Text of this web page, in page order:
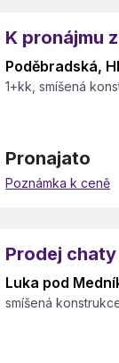
K pronájmu
Poděbradská,
1+kk, smíšená
Pronajato
Poznámka k ceně
Prodej
Luka pod
smíšená